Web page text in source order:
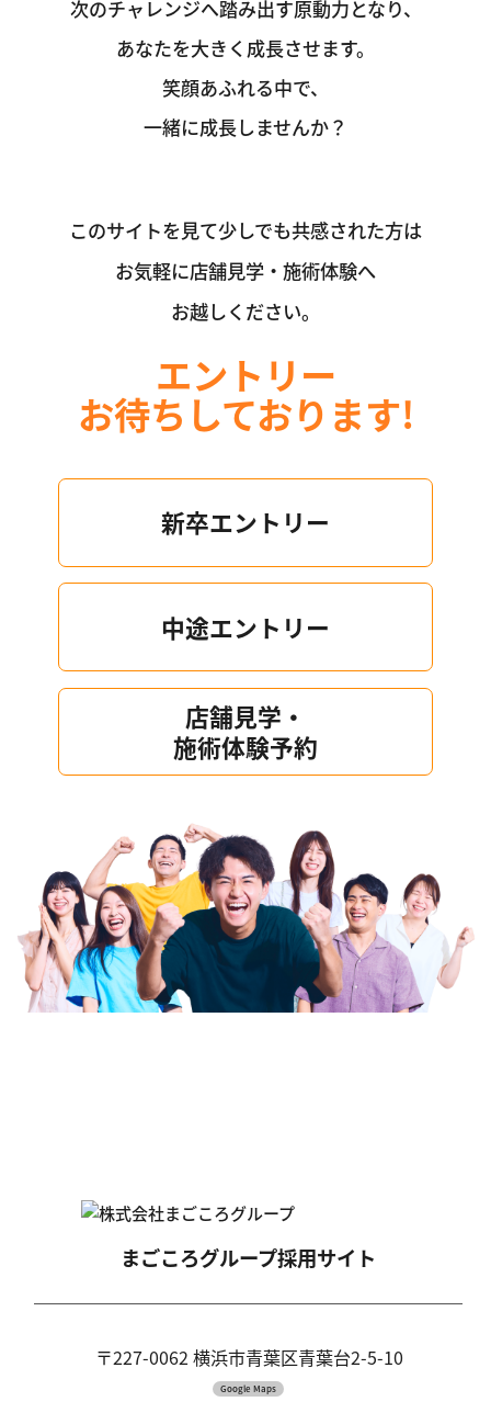
次のチャレンジへ踏み出す原動力となり、
あなたを大きく成長させます。
笑顔あふれる中で、
一緒に成長しませんか？
このサイトを見て少しでも共感された方は
お気軽に店舗見学・施術体験へ
お越しください。
エントリー
お待ちしております!
新卒エントリー
中途エントリー
店舗見学・
施術体験予約
まごころグループ採用サイト
〒227-0062 横浜市青葉区青葉台2-5-10
Google Maps